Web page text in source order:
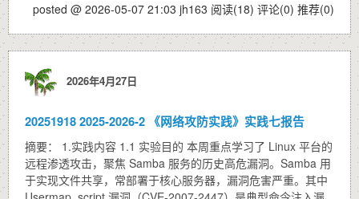
posted @ 2026-05-07 21:03 jh163 阅读(18) 评论(0) 推荐(0)
2026年4月27日
20251918 2025-2026-2 《网络攻防实践》实践七报告
摘要： 1.实践内容 1.1 实验目的 本周重点学习了 Linux 平台的
远程渗透攻击，聚焦 Samba 服务的历史高危漏洞。Samba 用
于实现文件共享，常部署于核心服务器，漏洞危害严重。其中